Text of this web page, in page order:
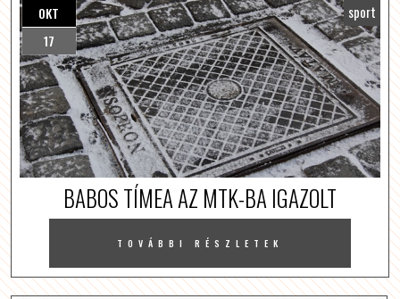
OKT
17
sport
BABOS TÍMEA AZ MTK-BA IGAZOLT
TOVÁBBI RÉSZLETEK